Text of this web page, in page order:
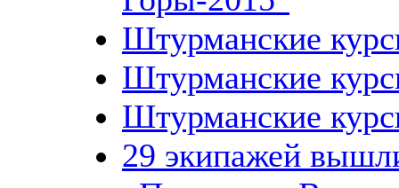
Штурманские
Штурманские
Штурманские
29 экипажей